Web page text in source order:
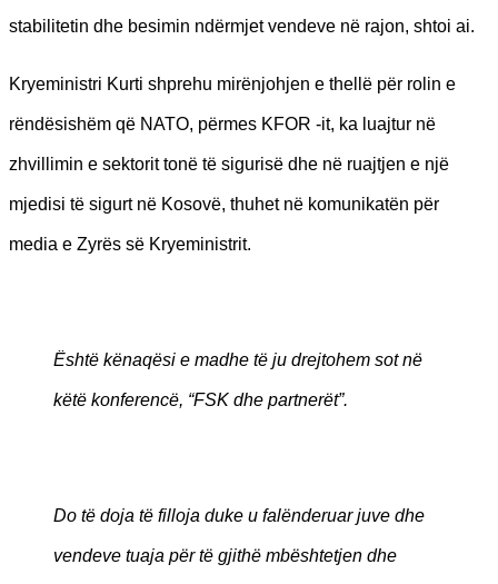
stabilitetin dhe besimin ndërmjet vendeve në rajon, shtoi ai.
Kryeministri Kurti shprehu mirënjohjen e thellë për rolin e
rëndësishëm që NATO, përmes KFOR -it, ka luajtur në
zhvillimin e sektorit tonë të sigurisë dhe në ruajtjen e një
mjedisi të sigurt në Kosovë, thuhet në komunikatën për
media e Zyrës së Kryeministrit.
Është kënaqësi e madhe të ju drejtohem sot në
këtë konferencë, “FSK dhe partnerët”.
Do të doja të filloja duke u falënderuar juve dhe
vendeve tuaja për të gjithë mbështetjen dhe